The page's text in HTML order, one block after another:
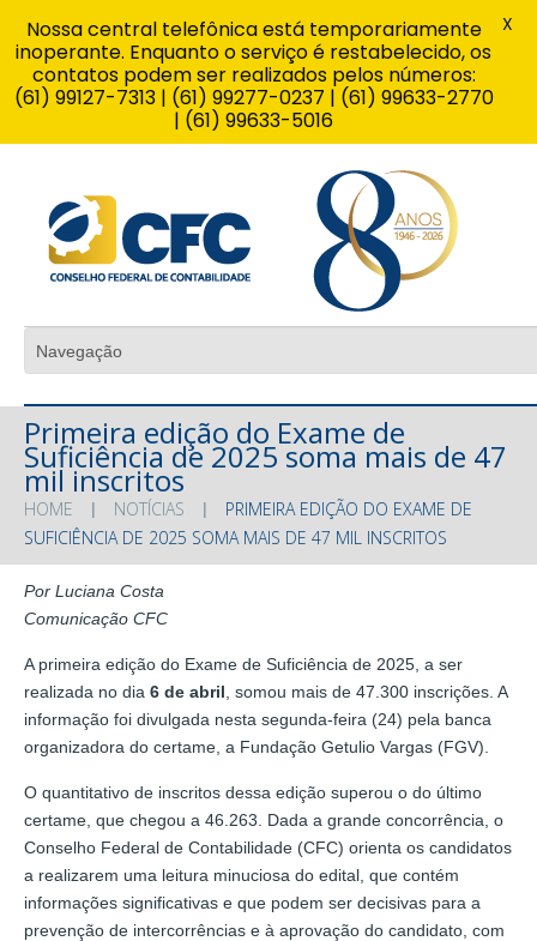
Primeira edição do Exame de
Suficiência de 2025 soma mais de 47
mil inscritos
HOME NOTÍCIAS
PRIMEIRA EDIÇÃO DO EXAME DE
SUFICIÊNCIA DE 2025 SOMA MAIS DE 47 MIL INSCRITOS
Por Luciana Costa
Comunicação CFC
A primeira edição do Exame de Suficiência de 2025, a ser
realizada no dia 6 de abril , somou mais de 47.300 inscrições. A
informação foi divulgada nesta segunda-feira (24) pela banca
organizadora do certame, a Fundação Getulio Vargas (FGV).
O quantitativo de inscritos dessa edição superou o do último
certame, que chegou a 46.263. Dada a grande concorrência, o
Conselho Federal de Contabilidade (CFC) orienta os candidatos
a realizarem uma leitura minuciosa do edital, que contém
informações significativas e que podem ser decisivas para a
prevenção de intercorrências e à aprovação do candidato, com
Nossa central telefônica está temporariamente
inoperante. Enquanto o serviço é restabelecido, os
contatos podem ser realizados pelos números:
(61) 99127-7313 | (61) 99277-0237 | (61) 99633-2770
| (61) 99633-5016
X